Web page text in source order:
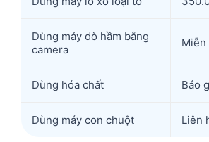
Dùng máy dò hầm bằng
camera
Miễn
Dùng hóa chất Báo
Dùng máy con chuột Liên